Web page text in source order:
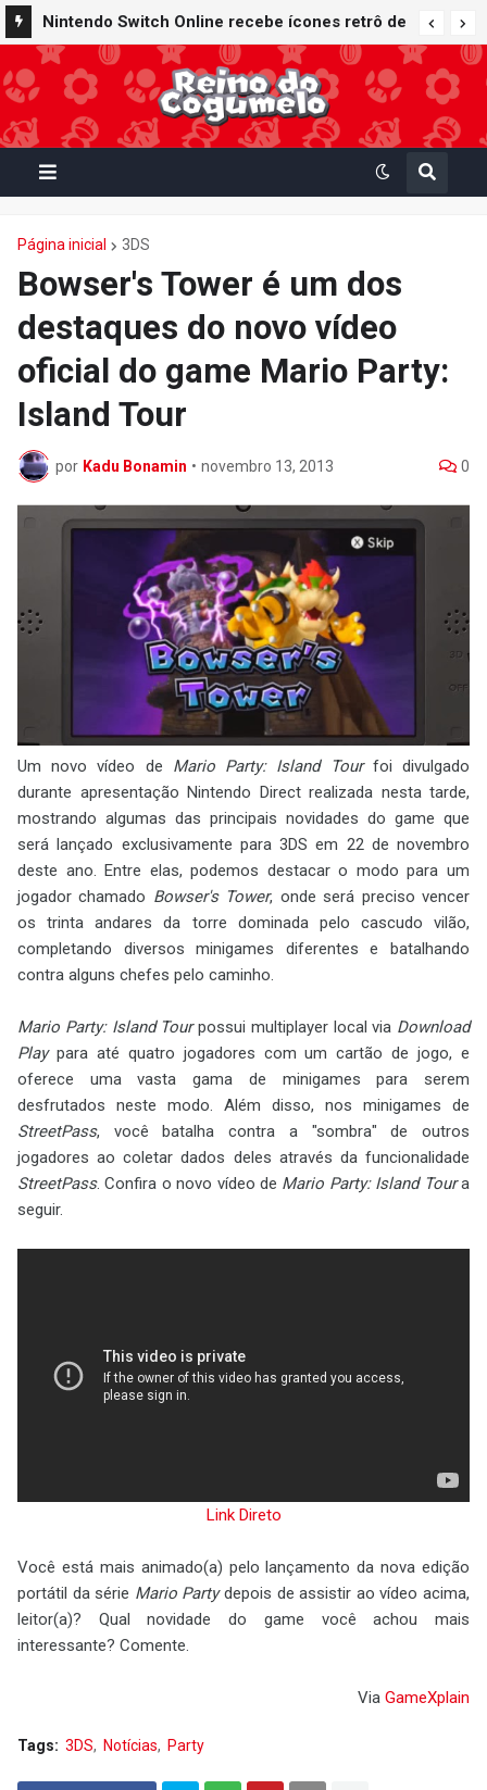
Nintendo Switch Online recebe ícones retrô de
Mario Paint (SNES) e Mario Kart: Super Circuit
(GBA)
Página inicial 3DS
Bowser's Tower é um dos
destaques do novo vídeo
oficial do game Mario Party:
Island Tour
por Kadu Bonamin • novembro 13, 2013 0
Um novo vídeo de Mario Party: Island Tourfoi divulgado
durante apresentação Nintendo Direct realizada nesta tarde,
mostrando algumas das principais novidades do game que
será lançado exclusivamente para 3DS em 22 de novembro
deste ano. Entre elas, podemos destacar o modo para um
jogador chamado Bowser's Tower, onde será preciso vencer
os trinta andares da torre dominada pelo cascudo vilão,
completando diversos minigames diferentes e batalhando
contra alguns chefes pelo caminho.
Mario Party: Island Tourpossui multiplayer local via Download
Playpara até quatro jogadores com um cartão de jogo, e
oferece uma vasta gama de minigames para serem
desfrutados neste modo. Além disso, nos minigames de
StreetPass, você batalha contra a "sombra" de outros
jogadores ao coletar dados deles através da funcionalidade
StreetPass. Confira o novo vídeo de Mario Party: Island Toura
seguir.
Link Direto
Você está mais animado(a) pelo lançamento da nova edição
portátil da série Mario Partydepois de assistir ao vídeo acima,
leitor(a)? Qual novidade do game você achou mais
interessante? Comente.
Via GameXplain
Tags: 3DS Notícias Party